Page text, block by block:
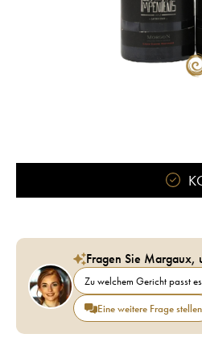
Fragen Sie Margaux,
Zu welchem Gericht passt
Eine weitere Frage stellen